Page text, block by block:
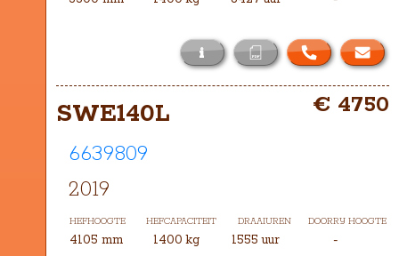
i
Het masttype bij deze SWE140L is
DUPLEX HILO-3300
SWE140L
6639809
2019
HEFHOOGTE HEFCAPACITEIT DRAAIUREN DOORRIJ HOOGTE
4105 mm 1400 kg 1555 uur -
€ 4750